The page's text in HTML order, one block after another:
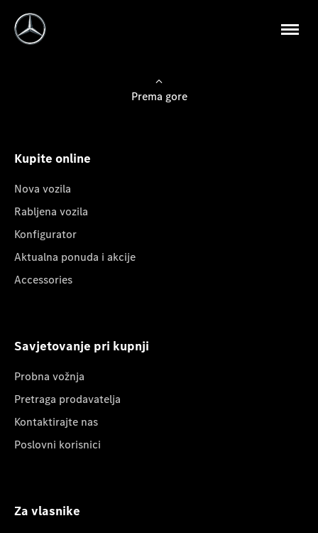
Prema gore
Kupite online
Nova vozila
Rabljena vozila
Konfigurator
Aktualna ponuda i akcije
Accessories
Savjetovanje pri kupnji
Probna vožnja
Pretraga prodavatelja
Kontaktirajte nas
Poslovni korisnici
Za vlasnike